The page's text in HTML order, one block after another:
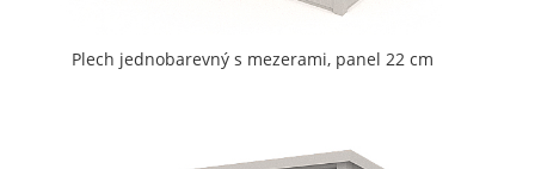
Plech jednobarevný s mezerami, panel 22 cm